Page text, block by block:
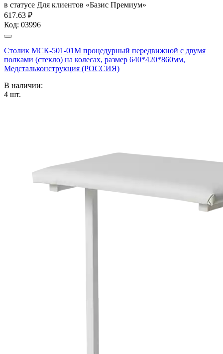
в статусе Для клиентов «Базис Премиум»
617.63 ₽
Код: 03996
Столик МСК-501-01М процедурный передвижной с двумя
полками (стекло) на колесах, размер 640*420*860мм,
Медстальконструкция (РОССИЯ)
В наличии:
4 шт.